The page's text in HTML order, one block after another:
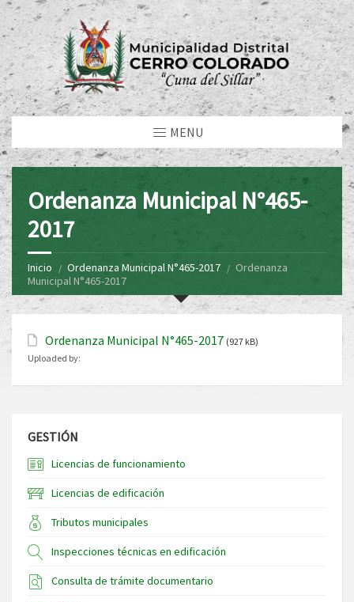
MENU
Ordenanza Municipal N°465-
2017
Inicio Ordenanza Municipal N°465-2017
Ordenanza
Municipal N°465-2017
Ordenanza Municipal N°465-2017 (927 kB)
Uploaded by:
GESTIÓN
Licencias de funcionamiento
Licencias de edificación
Tributos municipales
Inspecciones técnicas en edificación
Consulta de trámite documentario